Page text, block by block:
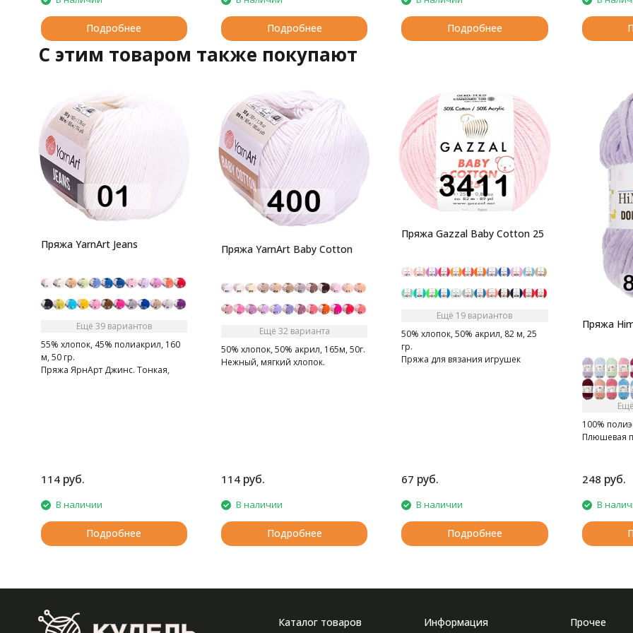
Подробнее Подробнее Подробнее
C этим товаром также покупают
Пряжа YarnArt Jeans
Ещё 39 вариантов
55% хлопок, 45% полиакрил, 160
м, 50 гр.
Пряжа ЯрнАрт Джинс. Тонкая,
мягкая, слегка бархатистая нитка.
114 руб.
В наличии
Подробнее
Пряжа YarnArt Baby Cotton
Ещё 32 варианта
50% хлопок, 50% акрил, 165м, 50г.
Нежный, мягкий хлопок.
114 руб.
В наличии
Подробнее
Пряжа Gazzal Baby Cotton 25
Ещё 19 вариантов
50% хлопок, 50% акрил, 82 м, 25
гр.
Пряжа для вязания игрушек
67 руб.
В наличии
Подробнее
Пряжа
100%
Плюшевая
248 руб.
В
Каталог товаров Информация Прочее